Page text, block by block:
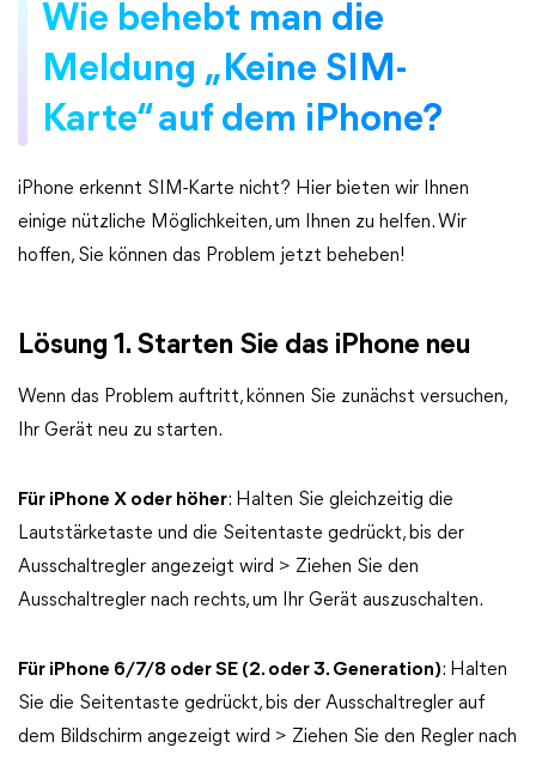
Wie behebt man die
Meldung „Keine SIM-
Karte“ auf dem iPhone?
iPhone erkennt SIM-Karte nicht? Hier bieten wir Ihnen
einige nützliche Möglichkeiten, um Ihnen zu helfen. Wir
hoffen, Sie können das Problem jetzt beheben!
Lösung 1. Starten Sie das iPhone neu
Wenn das Problem auftritt, können Sie zunächst versuchen,
Ihr Gerät neu zu starten.
Für iPhone X oder höher: Halten Sie gleichzeitig die
Lautstärketaste und die Seitentaste gedrückt, bis der
Ausschaltregler angezeigt wird > Ziehen Sie den
Ausschaltregler nach rechts, um Ihr Gerät auszuschalten.
Für iPhone 6/7/8 oder SE (2. oder 3. Generation): Halten
Sie die Seitentaste gedrückt, bis der Ausschaltregler auf
dem Bildschirm angezeigt wird > Ziehen Sie den Regler nach